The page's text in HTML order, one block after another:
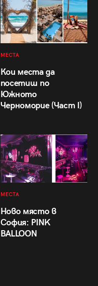
МЕСТА
Кои места да
посетиш по
Южното
Черноморие (Част I)
МЕСТА
Ново място в
София: PINK
BALLOON